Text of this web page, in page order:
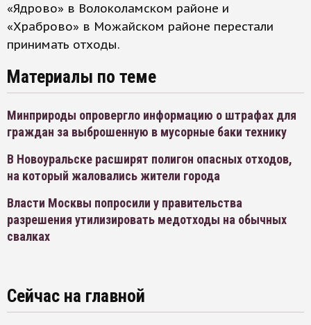
«Ядрово» в Волоколамском районе и
«Храброво» в Можайском районе перестали
принимать отходы.
Материалы по теме
Минприроды опровергло информацию о штрафах для
граждан за выброшенную в мусорные баки технику
В Новоуральске расширят полигон опасных отходов,
на который жаловались жители города
Власти Москвы попросили у правительства
разрешения утилизировать медотходы на обычных
свалках
Сейчас на главной